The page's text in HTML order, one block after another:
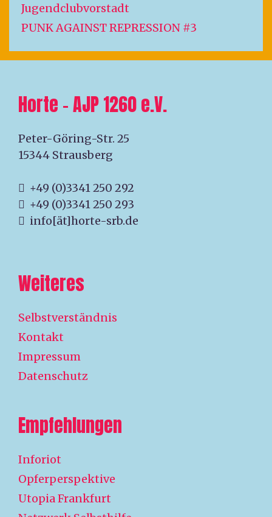
Jugendclubvorstadt
PUNK AGAINST REPRESSION #3
Horte – AJP 1260 e.V.
Peter-Göring-Str. 25
15344 Strausberg
+49 (0)3341 250 292
+49 (0)3341 250 293
info[ät]horte-srb.de
Weiteres
Selbstverständnis
Kontakt
Impressum
Datenschutz
Empfehlungen
Inforiot
Opferperspektive
Utopia Frankfurt